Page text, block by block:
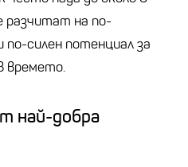
разчитат на по-
силен потенциал за
времето.
най-добра